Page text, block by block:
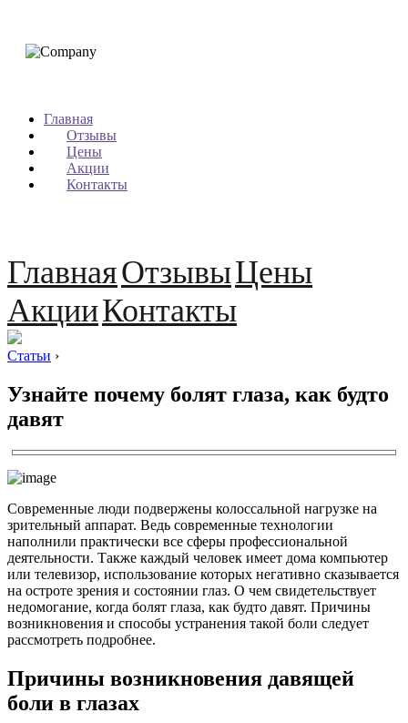
Главная
Отзывы
Цены
Акции
Контакты
ГлавнаяОтзывыЦены
АкцииКонтакты
Статьи ›
Узнайте почему болят глаза, как будто
давят
Современные люди подвержены колоссальной нагрузке на
зрительный аппарат. Ведь современные технологии
наполнили практически все сферы профессиональной
деятельности. Также каждый человек имеет дома компьютер
или телевизор, использование которых негативно сказывается
на остроте зрения и состоянии глаз. О чем свидетельствует
недомогание, когда болят глаза, как будто давят. Причины
возникновения и способы устранения такой боли следует
рассмотреть подробнее.
Причины возникновения давящей
боли в глазах